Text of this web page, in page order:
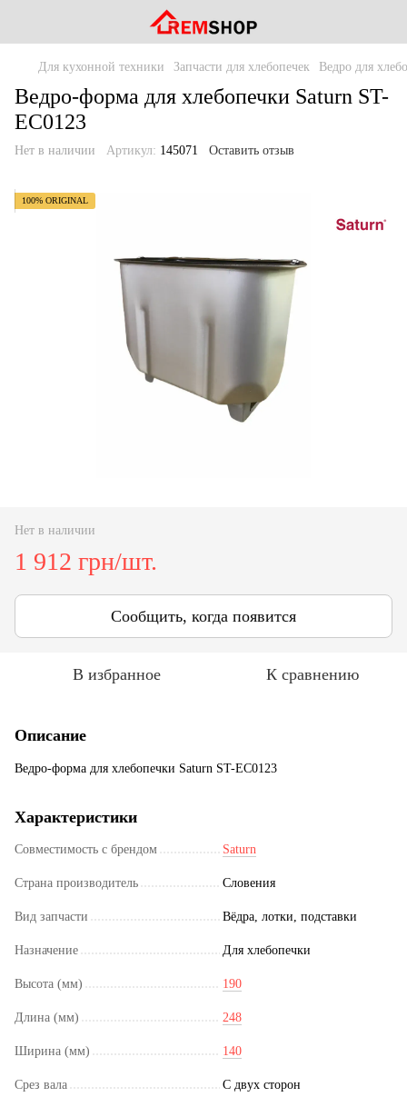
Для кухонной техники Запчасти для хлебопечек Ведро для
Ведро-форма для хлебопечки Saturn ST-
EC0123
Нет в наличии Артикул: 145071 Оставить отзыв
100% ORIGINAL
Нет в наличии
1 912 грн/шт.
Сообщить, когда появится
В избранное К сравнению
Описание
Ведро-форма для хлебопечки Saturn ST-EC0123
Характеристики
Совместимость с брендом Saturn
Страна производитель Словения
Вид запчасти Вёдра, лотки, подставки
Назначение Для хлебопечки
Высота (мм) 190
Длина (мм) 248
Ширина (мм) 140
Срез вала С двух сторон